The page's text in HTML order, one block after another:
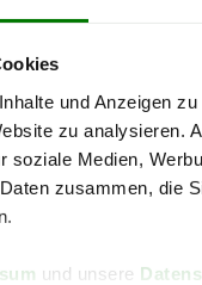
und Anzeigen
zu analysieren.
soziale Medien,
zusammen, die
und unsere